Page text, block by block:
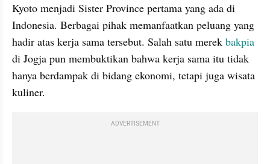
Kyoto menjadi Sister Province pertama yang ada di
Indonesia. Berbagai pihak memanfaatkan peluang yang
hadir atas kerja sama tersebut. Salah satu merek bakpia
di Jogja pun membuktikan bahwa kerja sama itu tidak
hanya berdampak di bidang ekonomi, tetapi juga wisata
kuliner.
ADVERTISEMENT